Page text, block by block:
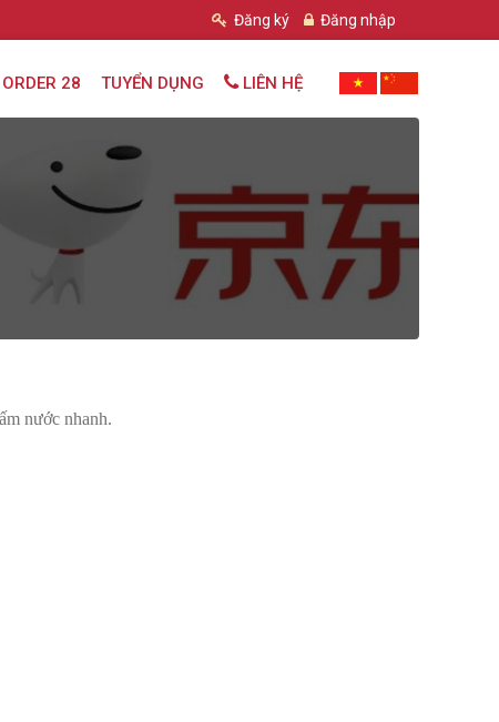
Đăng ký Đăng nhập
28 TUYỂN DỤNG LIÊN HỆ
nước nhanh.